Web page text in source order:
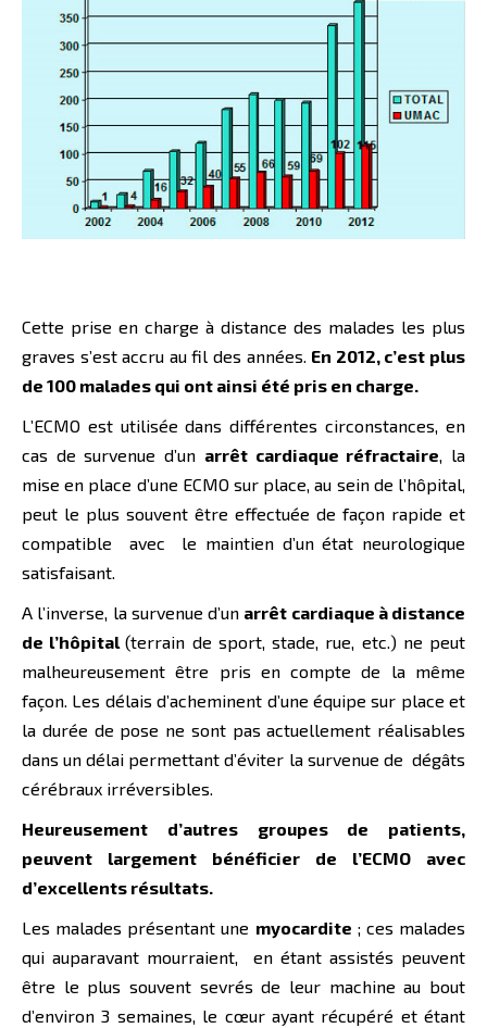
Cette prise en charge à distance des malades les plus
graves s’est accru au fil des années. En 2012, c’est plus
de 100 malades qui ont ainsi été pris en charge.
L’ECMO est utilisée dans différentes circonstances, en
cas de survenue d’un arrêt cardiaque réfractaire, la
mise en place d’une ECMO sur place, au sein de l’hôpital,
peut le plus souvent être effectuée de façon rapide et
compatible avec le maintien d’un état neurologique
satisfaisant.
A l’inverse, la survenue d’un arrêt cardiaque à distance
de l’hôpital(terrain de sport, stade, rue, etc.) ne peut
malheureusement être pris en compte de la même
façon. Les délais d’acheminent d’une équipe sur place et
la durée de pose ne sont pas actuellement réalisables
dans un délai permettant d’éviter la survenue de dégâts
cérébraux irréversibles.
Heureusement d’autres groupes de patients,
peuvent largement bénéficier de l’ECMO avec
d’excellents résultats.
Les malades présentant une myocardite ; ces malades
qui auparavant mourraient, en étant assistés peuvent
être le plus souvent sevrés de leur machine au bout
d’environ 3 semaines, le cœur ayant récupéré et étant